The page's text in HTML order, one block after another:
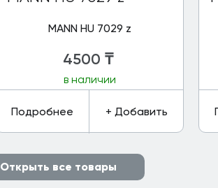
MANN HU 7029 z
4500 ₸
в наличии
Подробнее + Добавить
Открыть все товары